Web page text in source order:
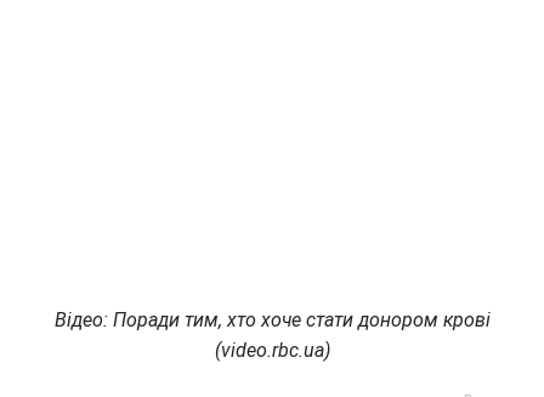
Відео: Поради тим, хто хоче стати донором крові
(video.rbc.ua)